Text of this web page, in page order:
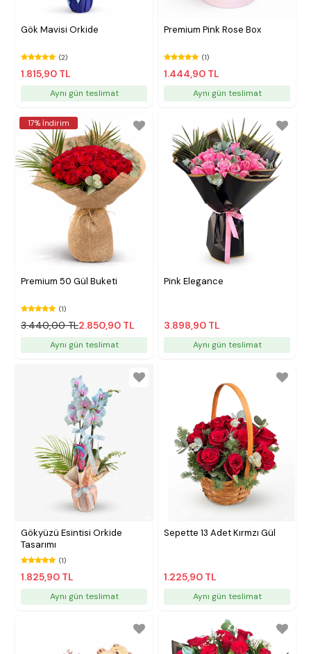
Gök Mavisi Orkide
(2)
1.815,90 TL
Aynı gün teslimat
Premium Pink Rose Box
(1)
1.444,90 TL
Aynı gün teslimat
17% İndirim
Premium 50 Gül Buketi
(1)
3.440,00 TL2.850,90 TL
Aynı gün teslimat
Pink Elegance
3.898,90 TL
Aynı gün teslimat
Gökyüzü Esintisi Orkide
Tasarımı
(1)
1.825,90 TL
Aynı gün teslimat
Sepette 13 Adet Kırmzı Gül
1.225,90 TL
Aynı gün teslimat